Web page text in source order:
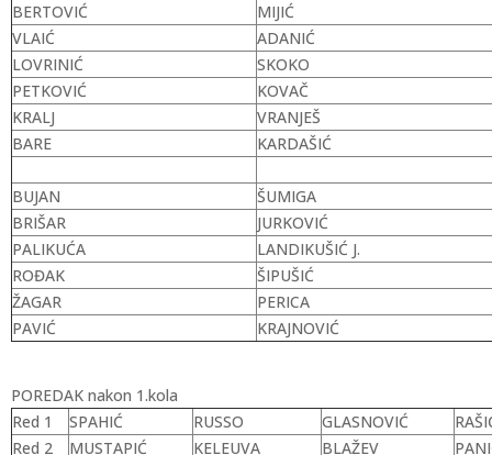
BERTOVIĆ
MIJIĆ
VLAIĆ
ADANIĆ
LOVRINIĆ
SKOKO
PETKOVIĆ
KOVAČ
KRALJ
VRANJEŠ
BARE
KARDAŠIĆ
BUJAN
ŠUMIGA
BRIŠAR
JURKOVIĆ
PALIKUĆA
LANDIKUŠIĆ J.
ROĐAK
ŠIPUŠIĆ
ŽAGAR
PERICA
PAVIĆ
KRAJNOVIĆ
POREDAK nakon 1.kola
Red 1
SPAHIĆ RUSSO GLASNOVIĆ
Red 2
MUSTAPIĆ KELEUVA BLAŽEV